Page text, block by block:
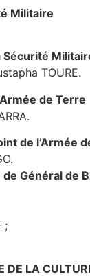
Militaire
Sécurité
TOURE.
de Terre
de l’Armée
Général de
;
DE LA